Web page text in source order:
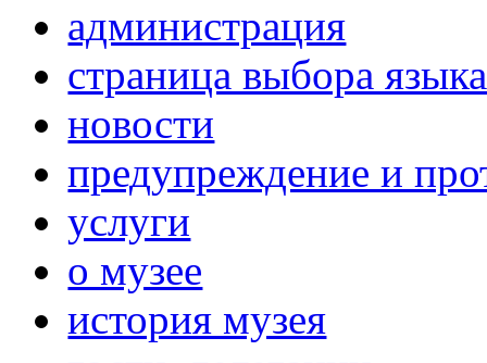
администрация
страница выбора языка
новости
предупреждение и
услуги
о музее
история музея